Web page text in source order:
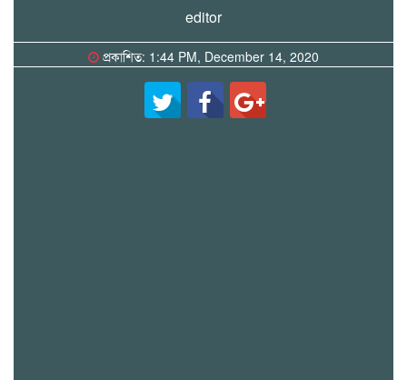
editor
প্রকাশিত: 1:44 PM, December 14, 2020